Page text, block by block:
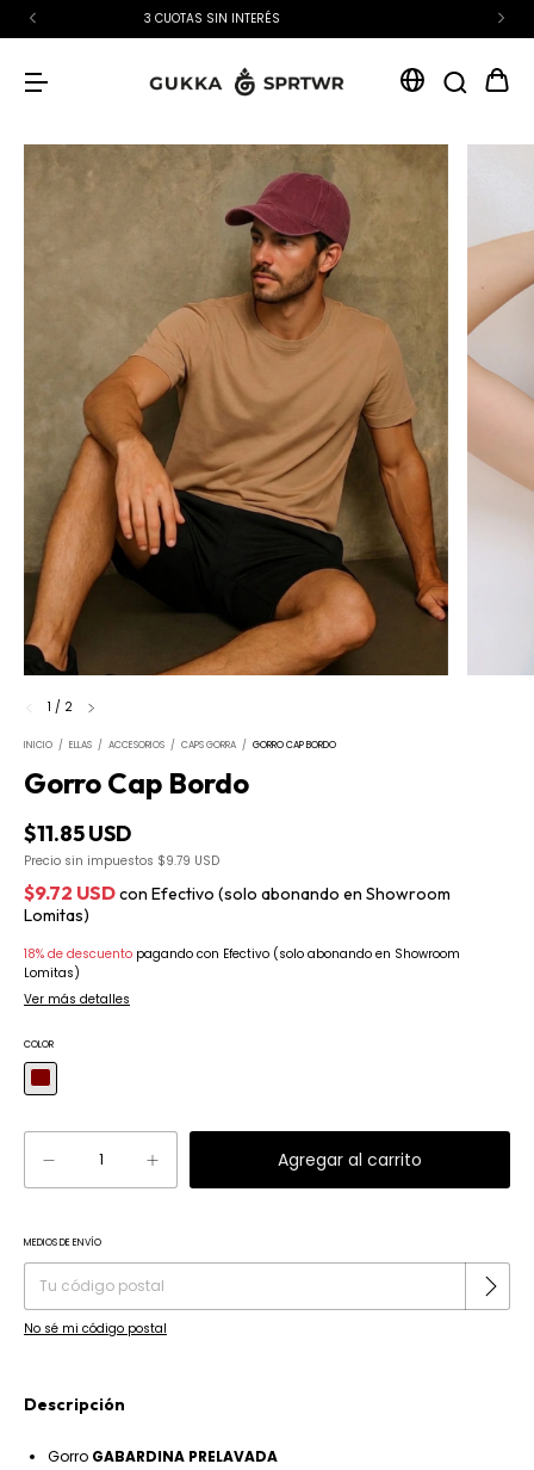
15% OFF EXTRA CON TRANSFERENCIA
1 / 2
INICIO / ELLAS / ACCESORIOS / CAPS GORRA / GORRO CAP BORDO
Gorro Cap Bordo
$11.85 USD
Precio sin impuestos $9.79 USD
$9.72 USDcon Efectivo (solo abonando en Showroom
Lomitas)
18% de descuento pagando con Efectivo (solo abonando en Showroom
Lomitas)
Ver más detalles
COLOR
Entregas para el CP:
MEDIOS DE ENVÍO
No sé mi código postal
Descripción
Gorro GABARDINA PRELAVADA